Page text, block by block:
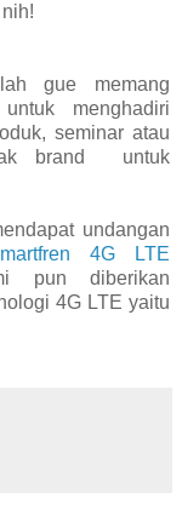
gue memang
menghadiri
seminar atau
brand
untuk
undangan
4G LTE
pun diberikan
4G LTE yaitu